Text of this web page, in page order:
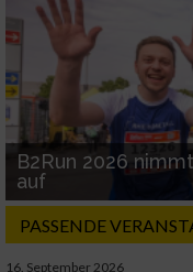
B2Run 2026
auf
PASSENDE
16. September 2026